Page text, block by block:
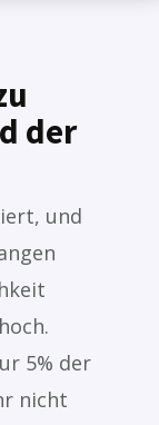
der
und
5% der
nicht